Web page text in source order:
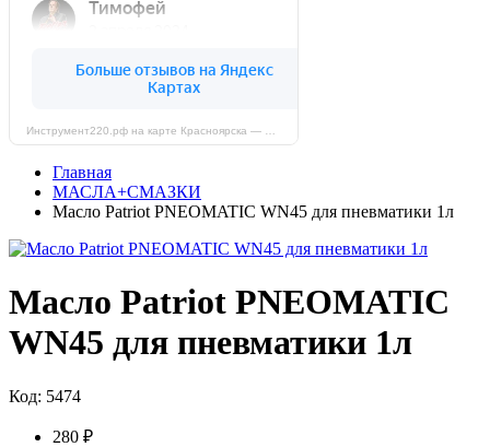
Главная
МАСЛА+СМАЗКИ
Масло Patriot PNEOMATIC WN45 для пневматики 1л
Масло Patriot PNEOMATIC
WN45 для пневматики 1л
Код: 5474
280 ₽